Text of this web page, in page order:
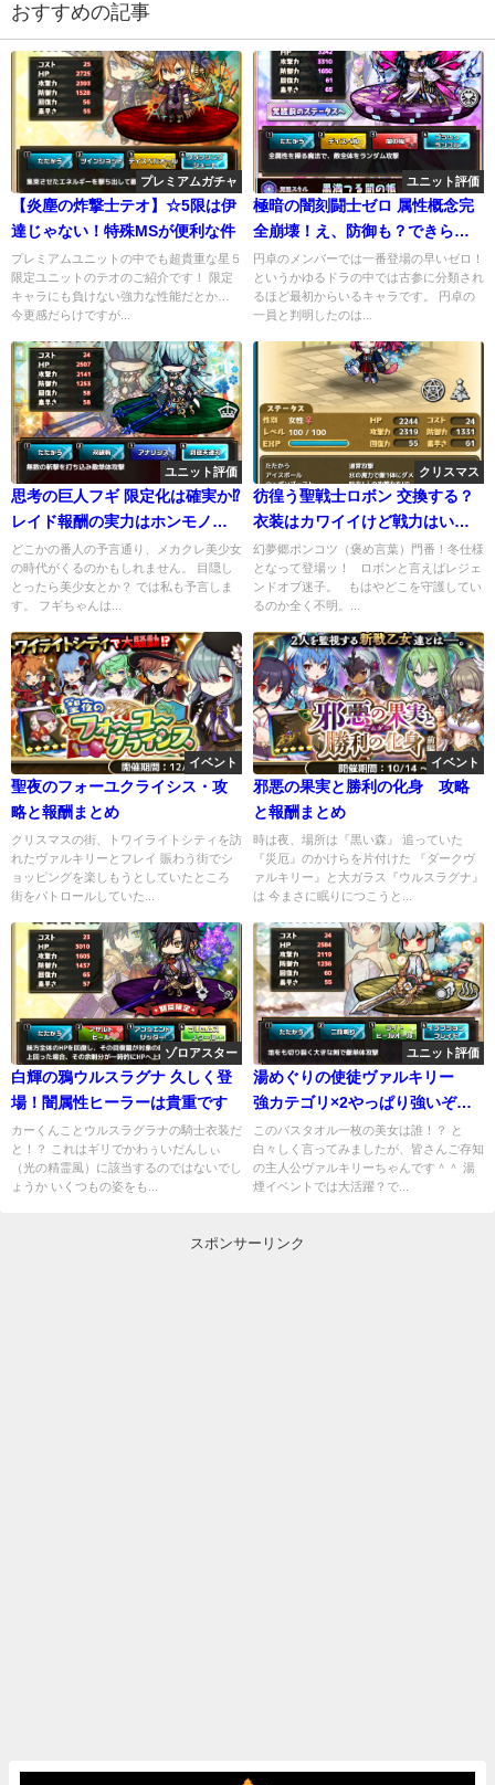
おすすめの記事
プレミアムガチャ
【炎塵の炸撃士テオ】☆5限は伊
達じゃない！特殊MSが便利な件
プレミアムユニットの中でも超貴重な星５
限定ユニットのテオのご紹介です！ 限定
キャラにも負けない強力な性能だとか…
今更感だらけですが...
ユニット評価
極暗の闇刻闘士ゼロ 属性概念完
全崩壊！え、防御も？できら
ぁ！
円卓のメンバーでは一番登場の早いゼロ！
というかゆるドラの中では古参に分類され
るほど最初からいるキャラです。 円卓の
一員と判明したのは...
ユニット評価
思考の巨人フギ 限定化は確実か⁉
レイド報酬の実力はホンモノ＾
＾
どこかの番人の予言通り、メカクレ美少女
の時代がくるのかもしれません。 目隠し
とったら美少女とか？ では私も予言しま
す。 フギちゃんは...
クリスマス
彷徨う聖戦士ロボン 交換する？
衣装はカワイイけど戦力はいか
ほどか…
幻夢郷ポンコツ（褒め言葉）門番！冬仕様
となって登場ッ！ ロボンと言えばレジェ
ンドオブ迷子。 もはやどこを守護してい
るのか全く不明。...
イベント
聖夜のフォーユクライシス・攻
略と報酬まとめ
クリスマスの街、トワイライトシティを訪
れたヴァルキリーとフレイ 賑わう街でシ
ョッピングを楽しもうとしていたところ
街をパトロールしていた...
イベント
邪悪の果実と勝利の化身 攻略
と報酬まとめ
時は夜、場所は『黒い森』 追っていた
『災厄』のかけらを片付けた 『ダークヴ
ァルキリー』と大ガラス『ウルスラグナ』
は 今まさに眠りにつこうと...
ゾロアスター
白輝の鴉ウルスラグナ 久しく登
場！闇属性ヒーラーは貴重です
カーくんことウルスラグラナの騎士衣装だ
と！？ これはギリでかわぅいだんしぃ
（光の精霊風）に該当するのではないでし
ょうか いくつもの姿をも...
ユニット評価
湯めぐりの使徒ヴァルキリー
強カテゴリ×2やっぱり強いぞヴ
ァルちゃん
このバスタオル一枚の美女は誰！？ と
白々しく言ってみましたが、皆さんご存知
の主人公ヴァルキリーちゃんです＾＾ 湯
煙イベントでは大活躍？で...
スポンサーリンク